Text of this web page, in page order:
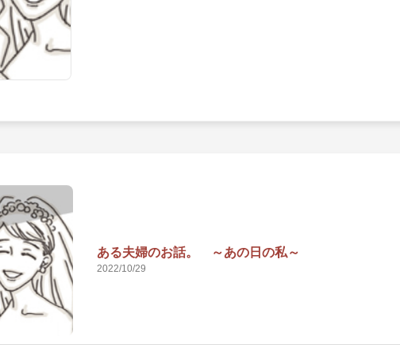
ある夫婦のお話。 ～あの日の私～
2022/10/29